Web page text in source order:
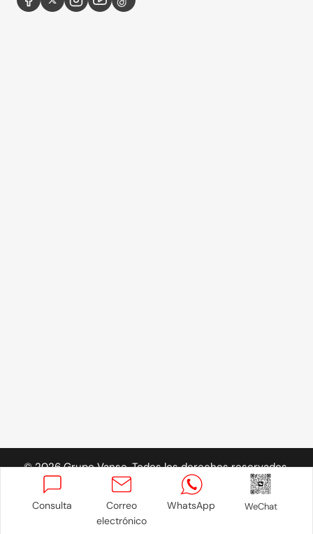
©2026Grupo Vanse. Todos los derechos reservados.
Política de privacidad
Consulta
Correo
electrónico
WhatsApp WeChat